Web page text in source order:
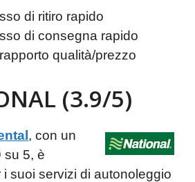
di ritiro rapido
di consegna rapido
qualità/prezzo
(3.9/5)
, con un
su 5, è
suoi servizi di autonoleggio